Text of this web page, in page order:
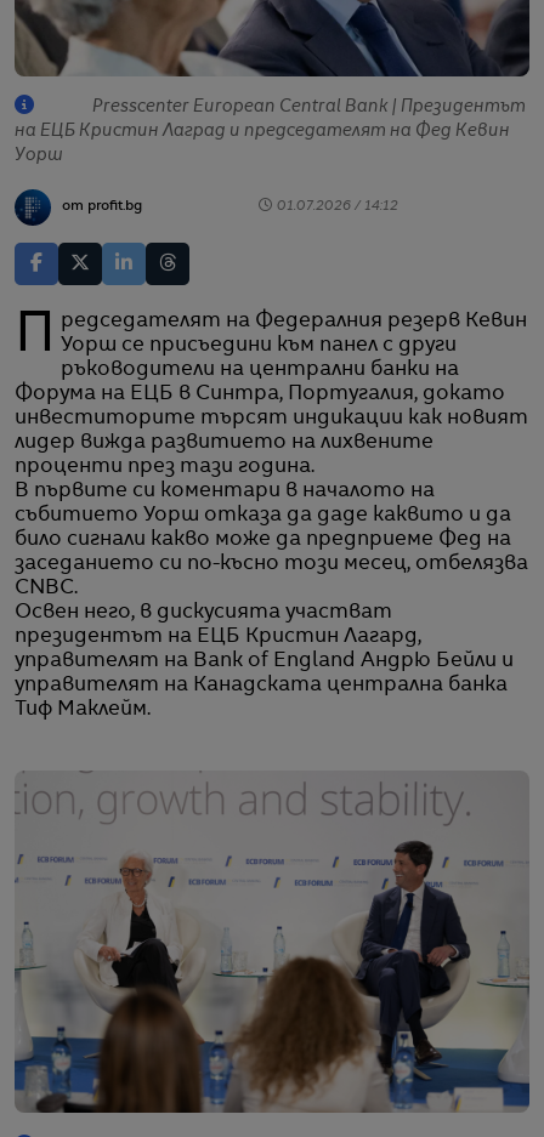
Presscenter European Central Bank | Президентът
на ЕЦБ Кристин Лаград и председателят на Фед Кевин
Уорш
от profit.bg 01.07.2026 / 14:12
Председателят на Федералния резерв Кевин
Уорш се присъедини към панел с други
ръководители на централни банки на
Форума на ЕЦБ в Синтра, Португалия, докато
инвеститорите търсят индикации как новият
лидер вижда развитието на лихвените
проценти през тази година.
В първите си коментари в началото на
събитието Уорш отказа да даде каквито и да
било сигнали какво може да предприеме Фед на
заседанието си по-късно този месец, отбелязва
CNBC.
Освен него, в дискусията участват
президентът на ЕЦБ Кристин Лагард,
управителят на Bank of England Андрю Бейли и
управителят на Канадската централна банка
Тиф Маклейм.